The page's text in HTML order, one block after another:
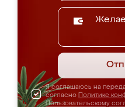
Я соглашаюсь на
согласно Политике
Пользовательскому